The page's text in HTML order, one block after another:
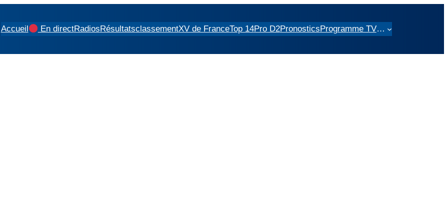
Accueil En directRadiosRésultatsclassementXV de FranceTop 14Pro D2PronosticsProgramme TV…